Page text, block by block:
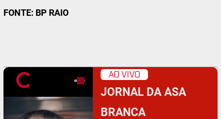
FONTE: BP RAIO
AO VIVO
JORNAL DA ASA
BRANCA